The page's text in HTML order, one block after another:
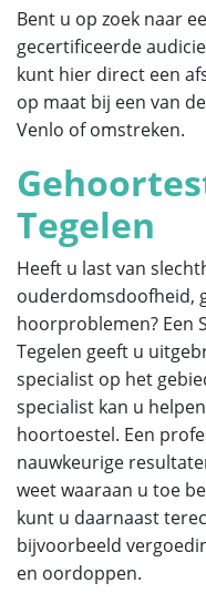
Bent u op zoek naar
gecertificeerde
kunt hier direct een
op maat bij een van
Venlo of omstreken.
Tegelen
Heeft u last van
ouderdomsdoofheid,
hoorproblemen? Een
Tegelen geeft u
specialist op het
specialist kan u
hoortoestel. Een
nauwkeurige
weet waaraan u toe
kunt u daarnaast
bijvoorbeeld
en oordoppen.